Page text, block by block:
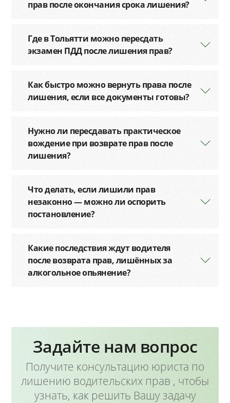
прав после окончания срока лишения?
Где в Тольятти можно пересдать
экзамен ПДД после лишения прав?
Как быстро можно вернуть права после
лишения, если все документы готовы?
Нужно ли пересдавать практическое
вождение при возврате прав после
лишения?
Что делать, если лишили прав
незаконно — можно ли оспорить
постановление?
Какие последствия ждут водителя
после возврата прав, лишённых за
алкогольное опьянение?
Задайте нам вопрос
Получите консультацию юриста по
лишению водительских прав , чтобы
узнать, как решить Вашу задачу